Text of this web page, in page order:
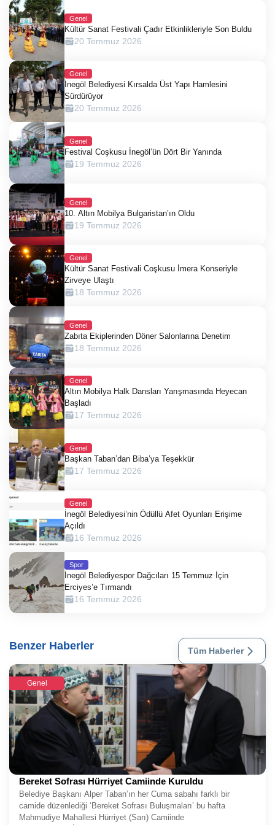
Genel
Kültür Sanat Festivali Çadır Etkinlikleriyle Son Buldu
20 Temmuz 2026
Genel
İnegöl Belediyesi Kırsalda Üst Yapı Hamlesini
Sürdürüyor
20 Temmuz 2026
Genel
Festival Coşkusu İnegöl’ün Dört Bir Yanında
19 Temmuz 2026
Genel
10. Altın Mobilya Bulgaristan’ın Oldu
19 Temmuz 2026
Genel
Kültür Sanat Festivali Coşkusu İmera Konseriyle
Zirveye Ulaştı
18 Temmuz 2026
Genel
Zabıta Ekiplerinden Döner Salonlarına Denetim
18 Temmuz 2026
Genel
Altın Mobilya Halk Dansları Yarışmasında Heyecan
Başladı
17 Temmuz 2026
Genel
Başkan Taban’dan Biba’ya Teşekkür
17 Temmuz 2026
Genel
İnegöl Belediyesi’nin Ödüllü Afet Oyunları Erişime
Açıldı
16 Temmuz 2026
Spor
İnegöl Belediyespor Dağcıları 15 Temmuz İçin
Erciyes’e Tırmandı
16 Temmuz 2026
Benzer Haberler Tüm Haberler
Genel
Bereket Sofrası Hürriyet Camiinde Kuruldu
Belediye Başkanı Alper Taban’ın her Cuma sabahı farklı bir
camide düzenlediği ‘Bereket Sofrası Buluşmaları’ bu hafta
Mahmudiye Mahallesi Hürriyet (Sarı) Camiinde